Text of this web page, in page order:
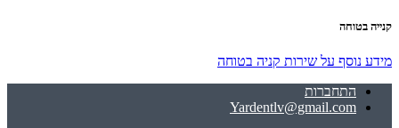
קנייה בטוחה
מידע נוסף על שירות קניה בטוחה
התחברות
Yardentlv@gmail.com